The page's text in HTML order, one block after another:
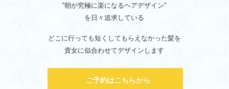
“朝が究極に楽になるヘアデザイン”
を日々追求している
どこに行っても短くしてもらえなかった髪を
貴女に似合わせてデザインします
ご予約はこちらから